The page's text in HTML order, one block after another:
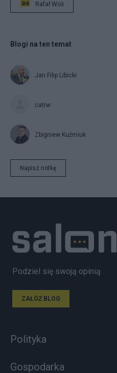
Rafał Woś
Blogi na ten temat
Jan Filip Libicki
catrw
Zbigniew Kuźmiuk
Napisz notkę
Podziel się swoją opinią
ZAŁÓŻ BLOG
Polityka
Gospodarka